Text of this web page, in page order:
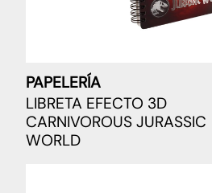
PAPELERÍA
LIBRETA EFECTO 3D
CARNIVOROUS JURASSIC
WORLD